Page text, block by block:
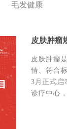
毛发健康
皮肤肿瘤
皮肤肿瘤
情、符合
3月正式启
诊疗中心